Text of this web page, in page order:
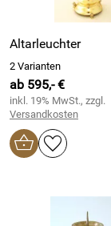
Altarleuchter
2 Varianten
ab 595,- €
inkl. 19% MwSt., zzgl.
Versandkosten